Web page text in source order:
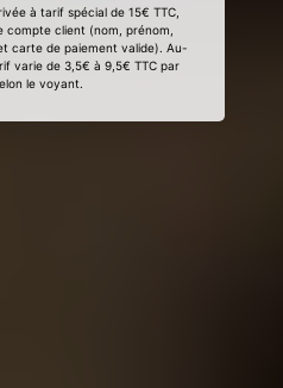
à tarif spécial de 15€ TTC,
client (nom, prénom,
carte de paiement valide). Au-
varie de 3,5€ à 9,5€ TTC par
le voyant.